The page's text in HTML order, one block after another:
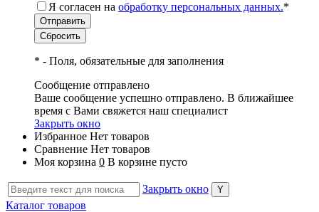
Я согласен на обработку персональных данных.*
* - Поля, обязательные для заполнения
Сообщение отправлено
Ваше сообщение успешно отправлено. В ближайшее
время с Вами свяжется наш специалист
Закрыть окно
Избранное Нет товаров
Сравнение Нет товаров
Моя корзина 0 В корзине пусто
Закрыть окно
Каталог товаров